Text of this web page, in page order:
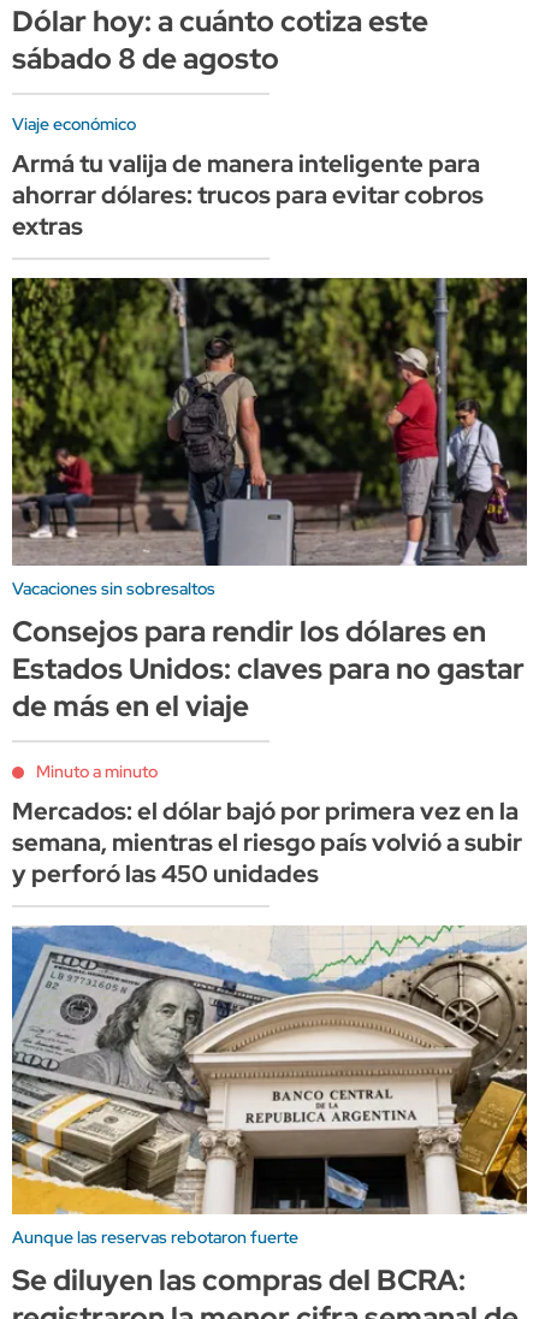
Dólar hoy: a cuánto cotiza este
sábado 8 de agosto
Viaje económico
Armá tu valija de manera inteligente para
ahorrar dólares: trucos para evitar cobros
extras
Vacaciones sin sobresaltos
Consejos para rendir los dólares en
Estados Unidos: claves para no gastar
de más en el viaje
Minuto a minuto
Mercados: el dólar bajó por primera vez en la
semana, mientras el riesgo país volvió a subir
y perforó las 450 unidades
Aunque las reservas rebotaron fuerte
Se diluyen las compras del BCRA: